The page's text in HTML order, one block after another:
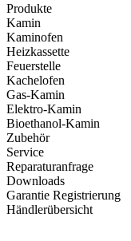
Produkte
Kamin
Kaminofen
Heizkassette
Feuerstelle
Kachelofen
Gas-Kamin
Elektro-Kamin
Bioethanol-Kamin
Zubehör
Service
Reparaturanfrage
Downloads
Garantie Registrierung
Händlerübersicht